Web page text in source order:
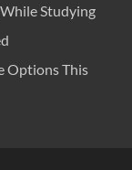
Studying
Options This